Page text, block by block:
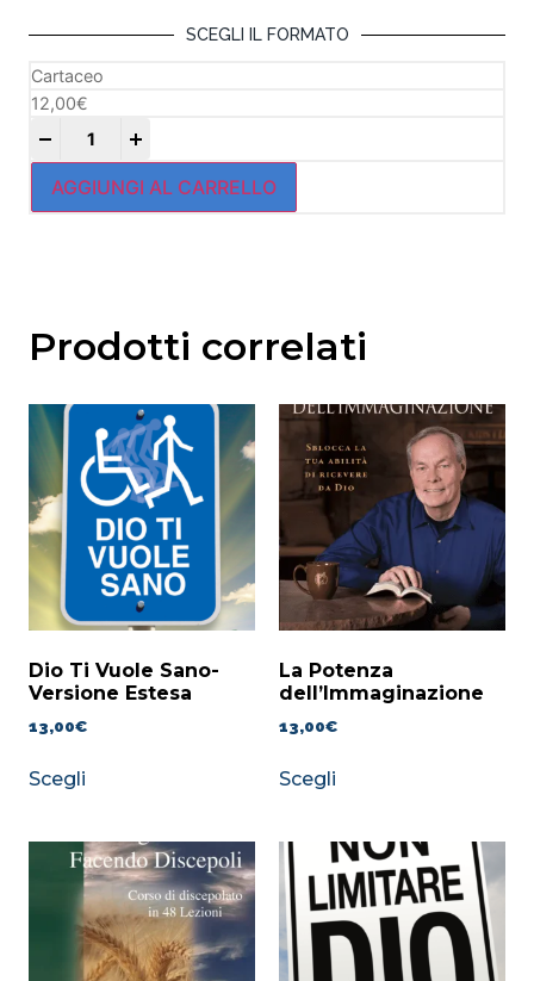
SCEGLI IL FORMATO
Cartaceo
12,00€
AGGIUNGI AL CARRELLO
Prodotti correlati
Dio Ti Vuole Sano-
Versione Estesa
13,00€
Scegli
La Potenza
dell’Immaginazione
13,00€
Scegli